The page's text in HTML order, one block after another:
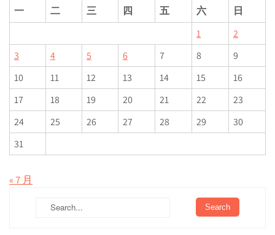
一 二 三 四 五 六
日
1
2
3
4 5 6 7 8
9
10
11 12 13 14 15
16
17
18 19 20 21 22
23
24
25 26 27 28 29
30
31
« 7 月